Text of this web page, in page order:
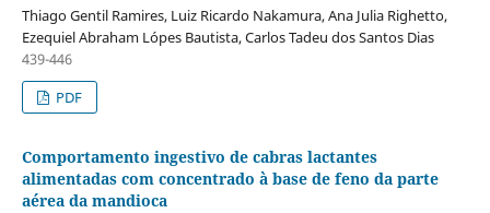
Thiago Gentil Ramires, Luiz Ricardo Nakamura, Ana Julia Righetto,
Ezequiel Abraham Lópes Bautista, Carlos Tadeu dos Santos Dias
439-446
PDF
Comportamento ingestivo de cabras lactantes
alimentadas com concentrado à base de feno da parte
aérea da mandioca